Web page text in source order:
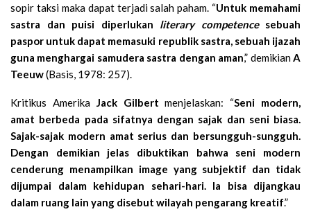
sopir taksi maka dapat terjadi salah paham. “Untuk memahami
sastra dan puisi diperlukan literary competencesebuah
paspor untuk dapat memasuki republik sastra, sebuah ijazah
guna menghargai samudera sastra dengan aman,” demikianA
Teeuw(Basis, 1978: 257).
Kritikus Amerika Jack Gilbert menjelaskan: “Seni modern,
amat berbeda pada sifatnya dengan sajak dan seni biasa.
Sajak-sajak modern amat serius dan bersungguh-sungguh.
Dengan demikian jelas dibuktikan bahwa seni modern
cenderung menampilkan image yang subjektif dan tidak
dijumpai dalam kehidupan sehari-hari. Ia bisa dijangkau
dalam ruang lain yang disebut wilayah pengarang kreatif.”